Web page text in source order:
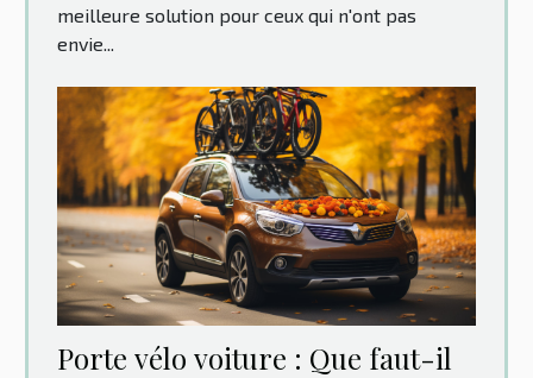
meilleure solution pour ceux qui n'ont pas
envie...
Porte vélo voiture : Que faut-il